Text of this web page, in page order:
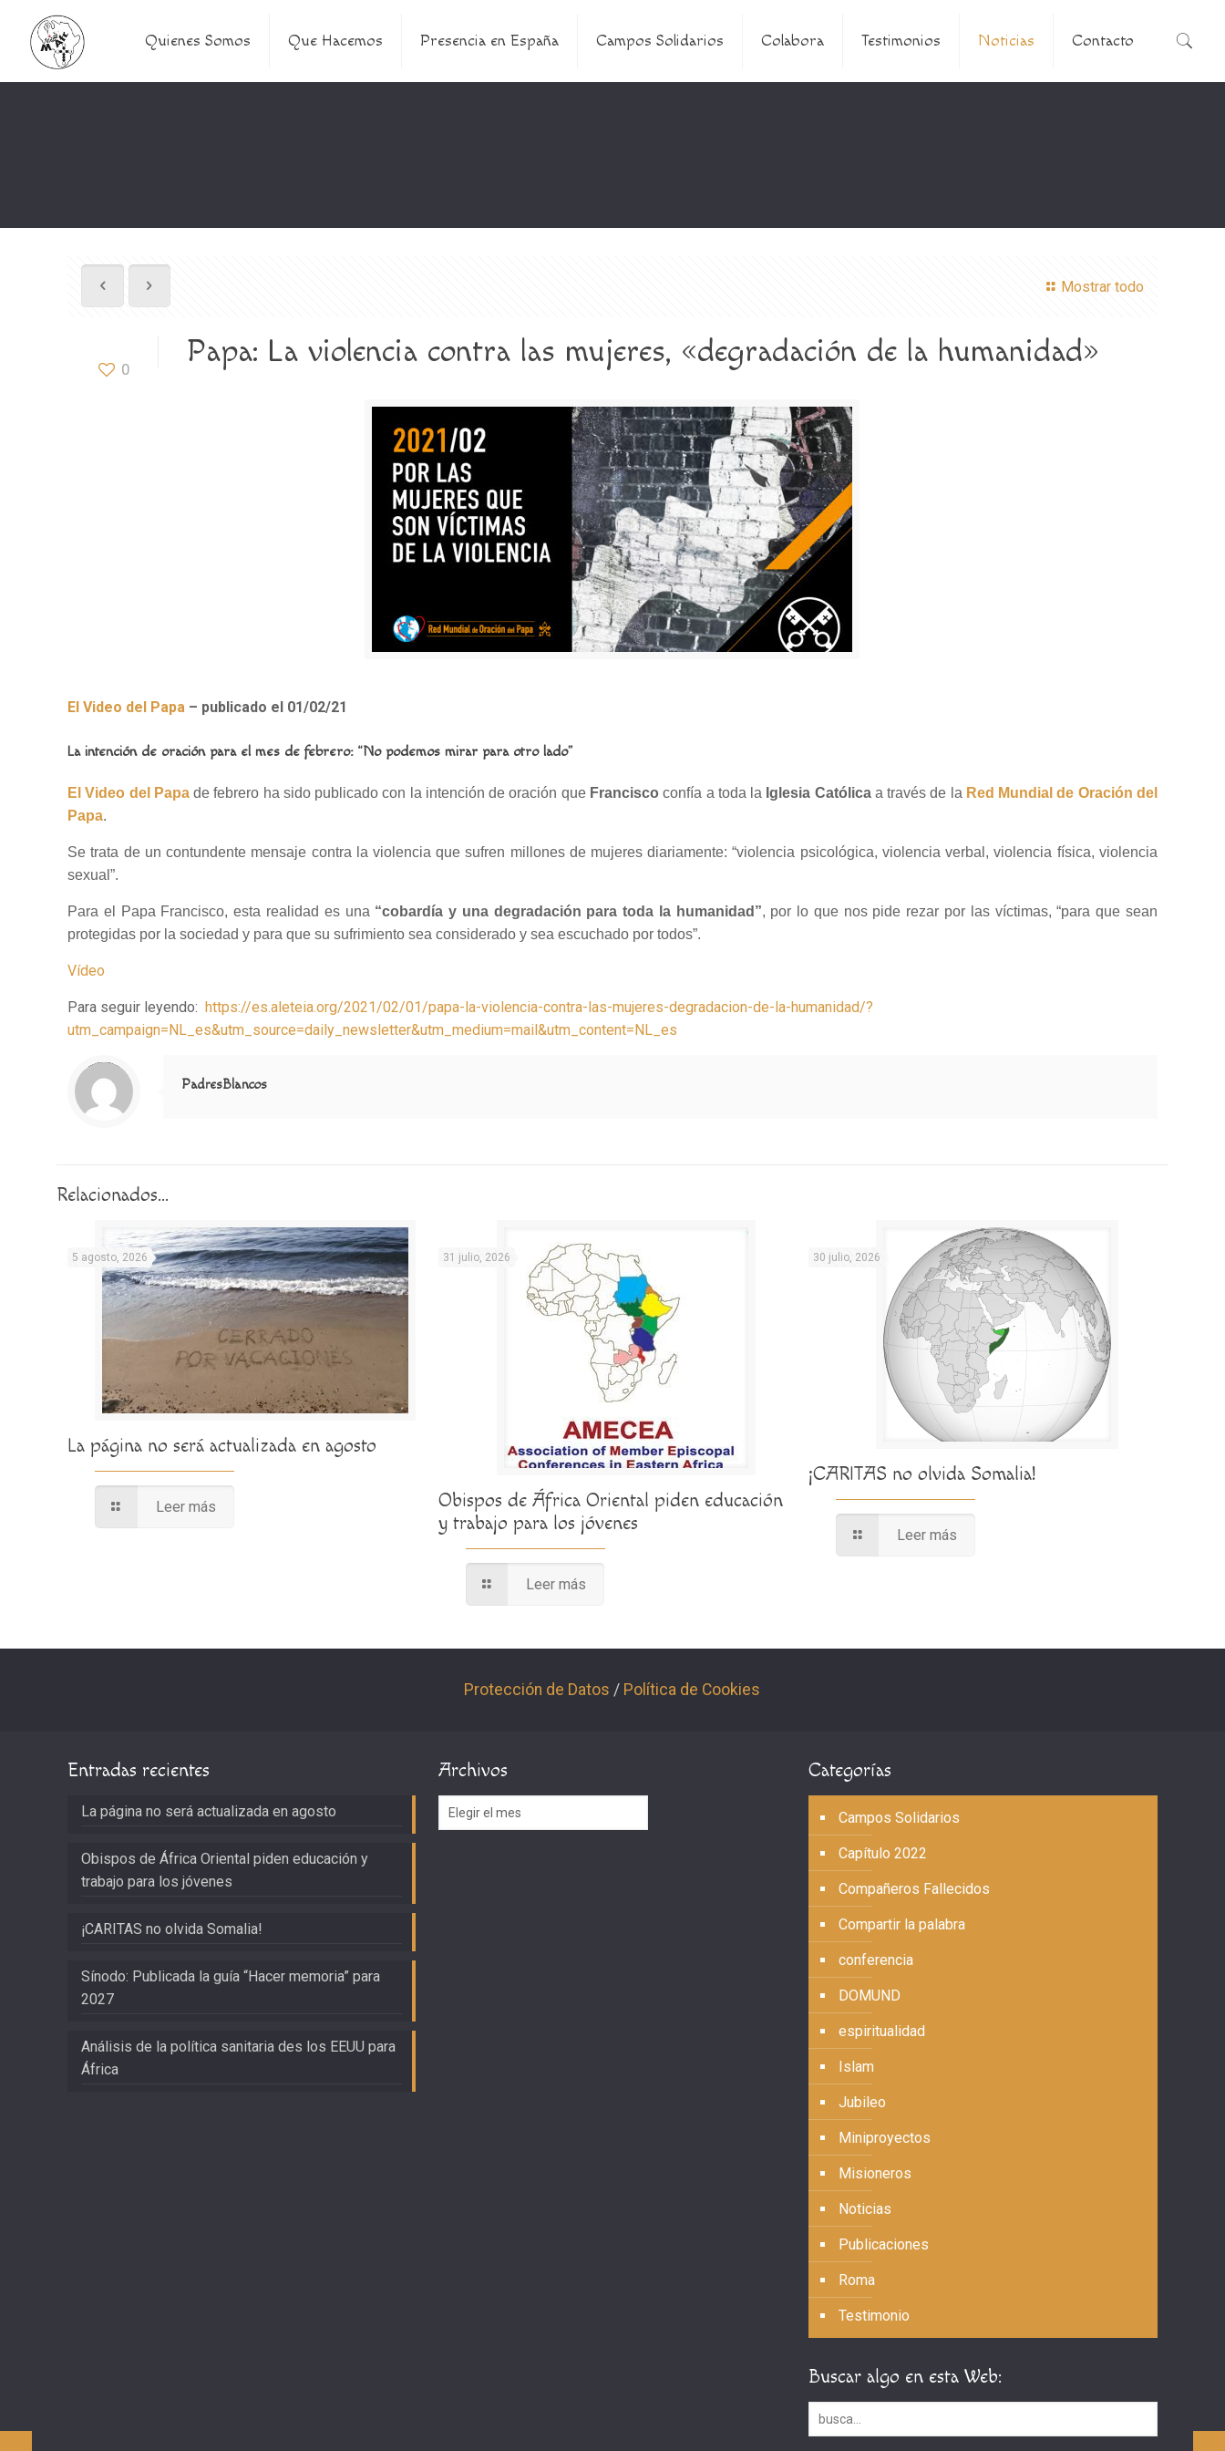
Quienes Somos Que Hacemos Presencia en España Campos Solidarios Colabora Testimonios Noticias Contacto
Mostrar todo
0 Papa: La violencia contra las mujeres, «degradación de la humanidad»
El Video del Papa – publicado el 01/02/21
La intención de oración para el mes de febrero: “No podemos mirar para otro lado”
El Video del Papade febrero ha sido publicado con la intención de oración que Francisco confía a toda la Iglesia Católicaa través de la Red Mundial de Oración del
Papa.
Se trata de un contundente mensaje contra la violencia que sufren millones de mujeres diariamente: “violencia psicológica, violencia verbal, violencia física, violencia
sexual”.
Para el Papa Francisco, esta realidad es una “cobardía y una degradación para toda la humanidad”, por lo que nos pide rezar por las víctimas, “para que sean
protegidas por la sociedad y para que su sufrimiento sea considerado y sea escuchado por todos”.
Vídeo
Para seguir leyendo:https://es.aleteia.org/2021/02/01/papa-la-violencia-contra-las-mujeres-degradacion-de-la-humanidad/?
utm_campaign=NL_es&utm_source=daily_newsletter&utm_medium=mail&utm_content=NL_es
Notice
: Trying to access array offset on value of type null in
/home/misioner/public_html/padresblancos/themes/betheme/includes/content-single.php
on line
286
PadresBlancos
Relacionados...
5 agosto, 2026
La página no será actualizada en agosto
Leer más
31 julio, 2026
Obispos de África Oriental piden educación
y trabajo para los jóvenes
Leer más
30 julio, 2026
¡CARITAS no olvida Somalia!
Leer más
Protección de Datos / Política de Cookies
Entradas recientes
La página no será actualizada en agosto
Obispos de África Oriental piden educación y
trabajo para los jóvenes
¡CARITAS no olvida Somalia!
Sínodo: Publicada la guía “Hacer memoria” para
2027
Análisis de la política sanitaria des los EEUU para
África
Archivos
Archivos
Categorías
Campos Solidarios
Capítulo 2022
Compañeros Fallecidos
Compartir la palabra
conferencia
DOMUND
espiritualidad
Islam
Jubileo
Miniproyectos
Misioneros
Noticias
Publicaciones
Roma
Testimonio
Buscar algo en esta Web: